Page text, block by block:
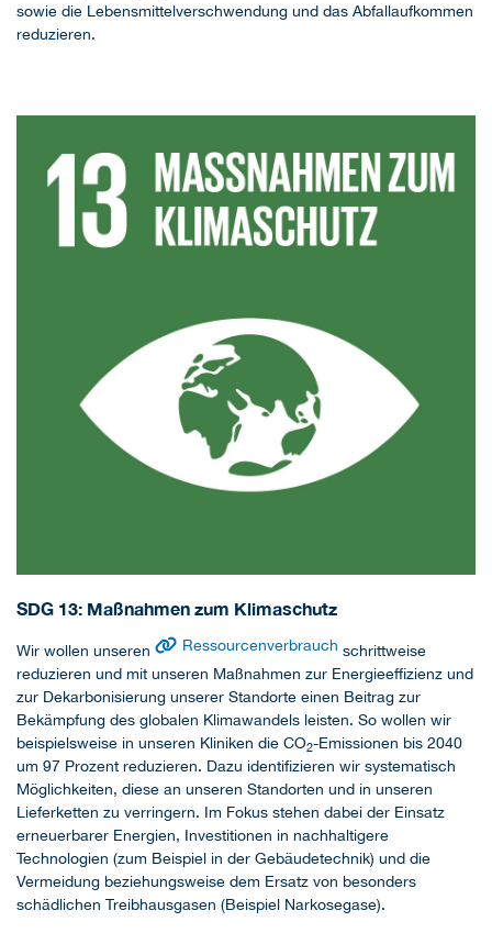
sowie die Lebensmittelverschwendung und das Abfallaufkommen
reduzieren.
SDG 13: Maßnahmen zum Klimaschutz
Wir wollen unseren Ressourcenverbrauch schrittweise
reduzieren und mit unseren Maßnahmen zur Energieeffizienz und
zur Dekarbonisierung unserer Standorte einen Beitrag zur
Bekämpfung des globalen Klimawandels leisten. So wollen wir
beispielsweise in unseren Kliniken die CO2-Emissionen bis 2040
um 97 Prozent reduzieren. Dazu identifizieren wir systematisch
Möglichkeiten, diese an unseren Standorten und in unseren
Lieferketten zu verringern. Im Fokus stehen dabei der Einsatz
erneuerbarer Energien, Investitionen in nachhaltigere
Technologien (zum Beispiel in der Gebäudetechnik) und die
Vermeidung beziehungsweise dem Ersatz von besonders
schädlichen Treibhausgasen (Beispiel Narkosegase).